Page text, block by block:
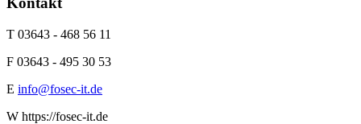
T 03643 - 468 56 11
F 03643 - 495 30 53
E info@fosec-it.de
W https://fosec-it.de